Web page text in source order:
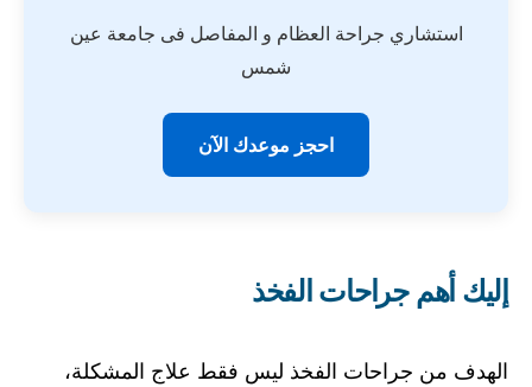
استشاري جراحة العظام و المفاصل فى جامعة عين
شمس
احجز موعدك الآن
إليك أهم جراحات الفخذ
الهدف من جراحات الفخذ ليس فقط علاج المشكلة،